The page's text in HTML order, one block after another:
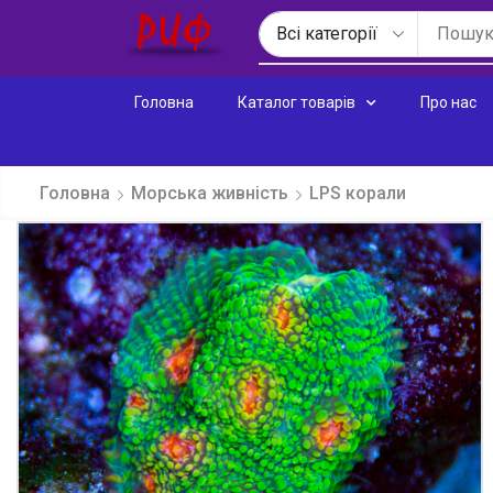
Головна Каталог товарів Про нас
Головна Морська живність LPS корали